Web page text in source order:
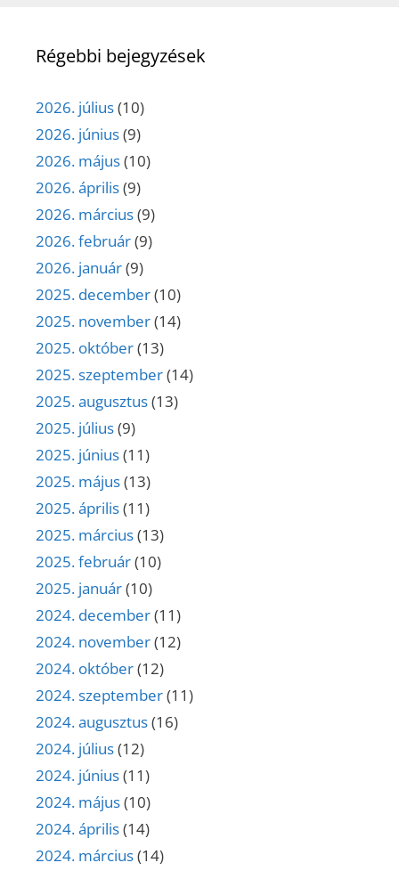
Régebbi bejegyzések
2026. július(10)
2026. június(9)
2026. május(10)
2026. április(9)
2026. március(9)
2026. február(9)
2026. január(9)
2025. december(10)
2025. november(14)
2025. október(13)
2025. szeptember(14)
2025. augusztus(13)
2025. július(9)
2025. június(11)
2025. május(13)
2025. április(11)
2025. március(13)
2025. február(10)
2025. január(10)
2024. december(11)
2024. november(12)
2024. október(12)
2024. szeptember(11)
2024. augusztus(16)
2024. július(12)
2024. június(11)
2024. május(10)
2024. április(14)
2024. március(14)